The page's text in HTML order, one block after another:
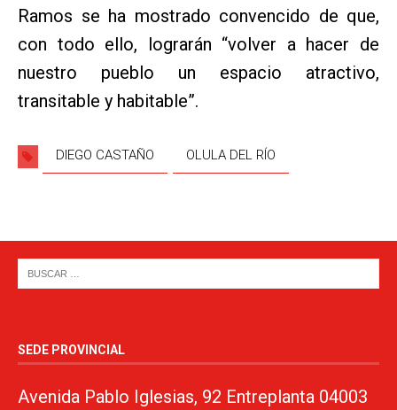
Ramos se ha mostrado convencido de que,
con todo ello, lograrán “volver a hacer de
nuestro pueblo un espacio atractivo,
transitable y habitable”.
DIEGO CASTAÑO OLULA DEL RÍO
SEDE PROVINCIAL
Avenida Pablo Iglesias, 92 Entreplanta 04003